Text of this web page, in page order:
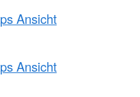
Ansicht
Ansicht